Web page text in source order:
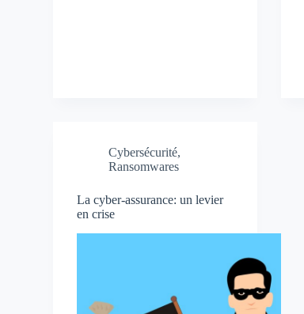
Cybersécurité,
Ransomwares
La cyber-assurance: un levier
en crise